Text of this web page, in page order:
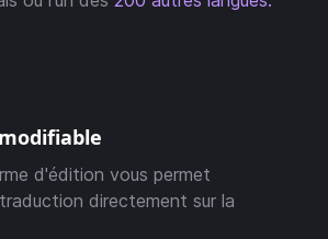
d'édition vous permet
directement sur la